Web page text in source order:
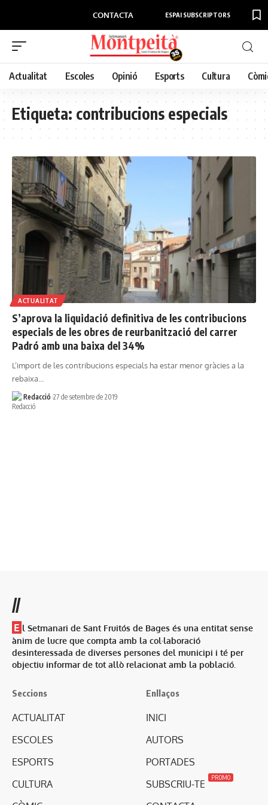
CONTACTA ESPAI SUBSCRIPTORS
Actualitat Escoles Opinió Esports Cultura
Etiqueta:contribucions especials
ACTUALITAT
S’aprova la liquidació definitiva de les contribucions
especials de les obres de reurbanització del carrer
Padró amb una baixa del 34%
L’import de les contribucions especials ha estar menor gràcies a la
rebaixa…
Redacció 27 de setembre de 2019
//
E l Setmanari de Sant Fruitós de Bages és una entitat sense
ànim de lucre que compta amb la col·laboració
desinteressada de diverses persones del municipi i té per
objectiu informar de tot allò relacionat amb la població.
Seccions
ACTUALITAT
ESCOLES
ESPORTS
CULTURA
Enllaços
INICI
AUTORS
PORTADES
SUBSCRIU-TE
PROMO